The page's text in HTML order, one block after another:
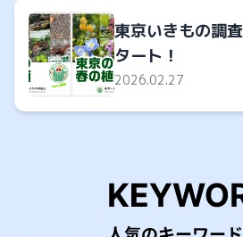
東京いきもの調
タート！
2026.02.27